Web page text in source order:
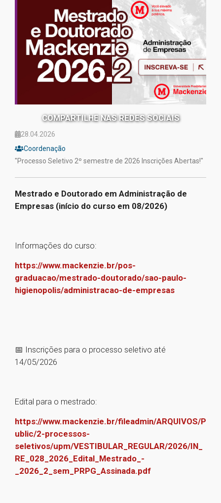
COMPARTILHE NAS REDES SOCIAIS
28.04.2026
Coordenação
"Processo Seletivo 2º semestre de 2026 Inscrições Abertas!"
Mestrado e Doutorado em Administração de
Empresas (início do curso em 08/2026)
Informações do curso:
https://www.mackenzie.br/pos-
graduacao/mestrado-doutorado/sao-paulo-
higienopolis/administracao-de-empresas
📅 Inscrições para o processo seletivo até
14/05/2026
Edital para o mestrado:
https://www.mackenzie.br/fileadmin/ARQUIVOS/P
ublic/2-processos-
seletivos/upm/VESTIBULAR_REGULAR/2026/IN_
RE_028_2026_Edital_Mestrado_-
_2026_2_sem_PRPG_Assinada.pdf